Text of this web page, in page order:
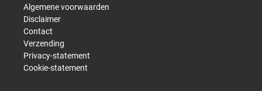
Algemene voorwaarden
Disclaimer
Contact
Verzending
Privacy-statement
Cookie-statement